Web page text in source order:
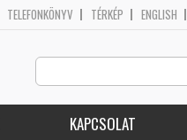
TELEFONKÖNYV TÉRKÉP ENGLISH
KAPCSOLAT